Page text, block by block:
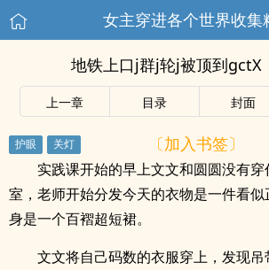
女主穿进各个世界收集
地铁上口j群j轮j被顶到gctX
上一章 目录 封面
〔加入书签〕
实践课开始的早上文文和圆圆没有
室，老师开始分发今天的衣物是一件看
身是一个百褶超短裙。
文文将自己码数的衣服穿上，发现